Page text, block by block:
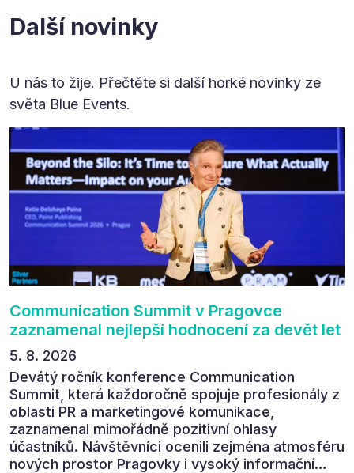
Další novinky
U nás to žije. Přečtěte si další horké novinky ze
světa Blue Events.
Communication Summit v Pragovce
zaznamenal nejlepší hodnocení za devět let
5. 8. 2026
Devátý ročník konference Communication
Summit, která každoročně spojuje profesionály z
oblasti PR a marketingové komunikace,
zaznamenal mimořádně pozitivní ohlasy
účastníků. Návštěvníci ocenili zejména atmosféru
nových prostor Pragovky i vysoký informační